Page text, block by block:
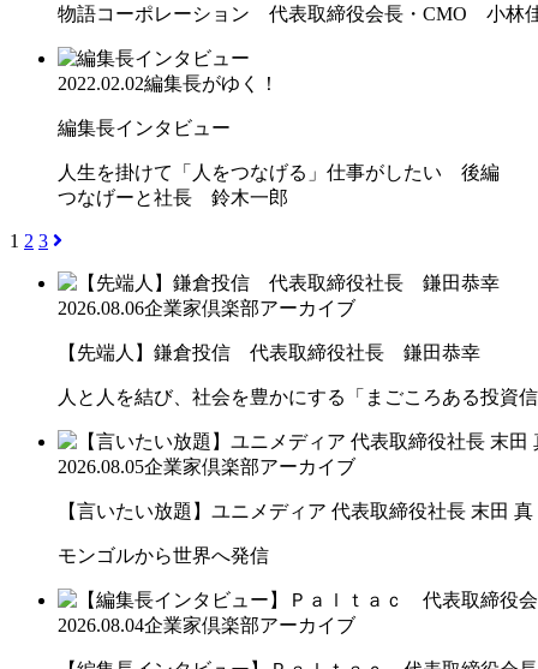
物語コーポレーション 代表取締役会長・CMO 小林
2022.02.02編集長がゆく！
編集長インタビュー
人生を掛けて「人をつなげる」仕事がしたい 後編
つなげーと社長 鈴木一郎
1 2 3
2026.08.06企業家倶楽部アーカイブ
【先端人】鎌倉投信 代表取締役社長 鎌田恭幸
人と人を結び、社会を豊かにする「まごころある投資
2026.08.05企業家倶楽部アーカイブ
【言いたい放題】ユニメディア 代表取締役社長 末田 真
モンゴルから世界へ発信
2026.08.04企業家倶楽部アーカイブ